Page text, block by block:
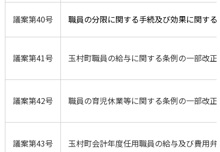
議案第40号 職員の分限に関する手続及び効果に関す
議案第41号 玉村町職員の給与に関する条例の一部改
議案第42号 職員の育児休業等に関する条例の一部改
議案第43号 玉村町会計年度任用職員の給与及び費用